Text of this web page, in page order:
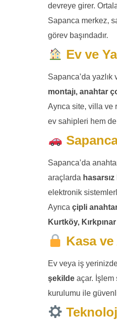
devreye girer.
Sapanca merkez,
görev başındadır.
Ev ve
Sapanca’da
montajı, anahtar
Ayrıca site, villa ve
ev sahipleri hem
Sapanca’da
araçlarda
elektronik
Ayrıca çipli
Kurtköy,
Kasa
Ev veya iş
şekilde açar. İşlem
kurulumu ile